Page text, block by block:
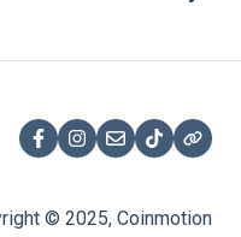
© 2025, Coinmotion